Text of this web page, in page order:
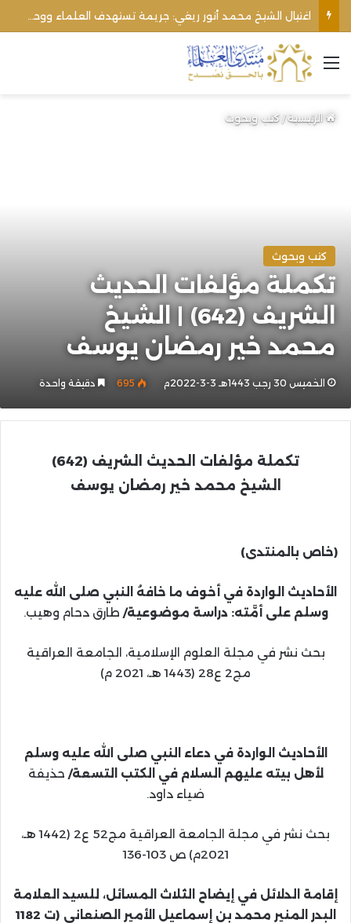
القائمة
الرئيسية/كتب وبحوث
كتب وبحوث
تكملة مؤلفات الحديث
الشريف (642) | الشيخ
محمد خير رمضان يوسف
الخميس 30 رجب 1443هـ 3-3-2022م 695 دقيقة واحدة
تكملة مؤلفات الحديث الشريف (642)
الشيخ محمد خير رمضان يوسف
(خاص بالمنتدى)
الأحاديث الواردة في أخوف ما خافهُ النبي صلى الله عليه
وسلم على أمَّته: دراسة موضوعية/ طارق دحام وهيب.
بحث نشر في مجلة العلوم الإسلامية، الجامعة العراقية
مج2 ع28 (1443 هـ، 2021 م)
الأحاديث الواردة في دعاء النبي صلى الله عليه وسلم
لأهل بيته عليهم السلام في الكتب التسعة/ حذيفة
ضياء داود.
بحث نشر في مجلة الجامعة العراقية مج52 ع2 (1442 هـ،
2021م) ص 103-136
إقامة الدلائل في إيضاح الثلاث المسائل، للسيد العلامة
البدر المنير محمد بن إسماعيل الأمير الصنعاني (ت 1182